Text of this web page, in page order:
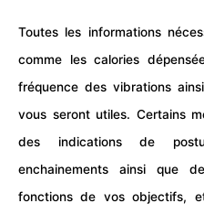
Toutes les informations
comme les calories
fréquence des vibrations
vous seront utiles. Certains
des indications de
enchainements ainsi que
fonctions de vos objectifs,